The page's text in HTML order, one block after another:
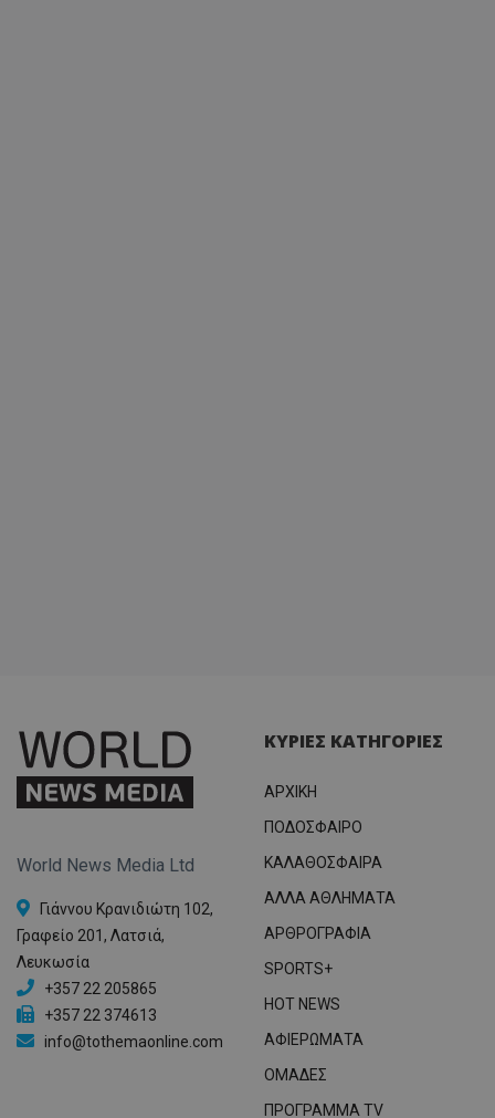
World News Media Ltd
Γιάννου Κρανιδιώτη 102,
Γραφείο 201, Λατσιά,
Λευκωσία
+357 22 205865
+357 22 374613
info@tothemaonline.com
ΚΥΡΙΕΣ ΚΑΤΗΓΟΡΙΕΣ
ΑΡΧΙΚΗ
ΠΟΔΟΣΦΑΙΡΟ
ΚΑΛΑΘΟΣΦΑΙΡΑ
ΑΛΛΑ ΑΘΛΗΜΑΤΑ
ΑΡΘΡΟΓΡΑΦΙΑ
SPORTS+
HOT NEWS
ΑΦΙΕΡΩΜΑΤΑ
ΟΜΑΔΕΣ
ΠΡΟΓΡΑΜΜΑ TV